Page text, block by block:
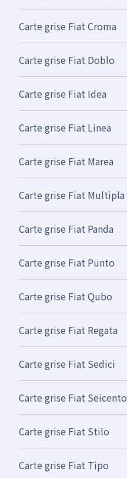
Carte grise Fiat Croma
Carte grise Fiat Doblo
Carte grise Fiat Idea
Carte grise Fiat Linea
Carte grise Fiat Marea
Carte grise Fiat Multipla
Carte grise Fiat Panda
Carte grise Fiat Punto
Carte grise Fiat Qubo
Carte grise Fiat Regata
Carte grise Fiat Sedici
Carte grise Fiat Seicento
Carte grise Fiat Stilo
Carte grise Fiat Tipo